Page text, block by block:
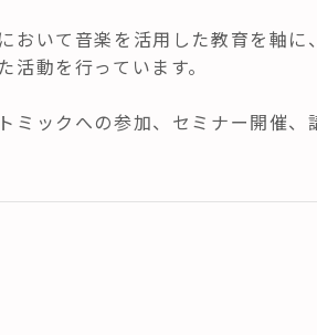
おいて音楽を活用した教育を軸
動を行っています。
ミックへの参加、セミナー開催、